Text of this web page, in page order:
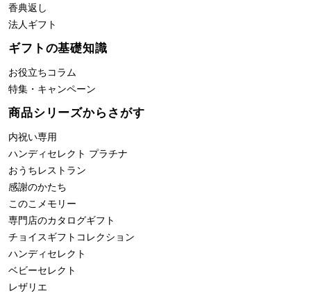
香典返し
法人ギフト
ギフトの基礎知識
お役立ちコラム
特集・キャンペーン
商品シリーズからさがす
内祝い専用
ハンディセレクト プラチナ
おうちレストラン
感謝のかたち
このこメモリー
専門店のカタログギフト
チョイスギフトコレクション
ハンディセレクト
ベビーセレクト
レザリエ